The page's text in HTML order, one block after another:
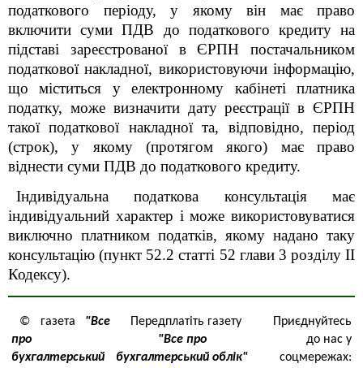
податкового періоду, у якому він має право
включити суми ПДВ до податкового кредиту на
підставі зареєстрованої в ЄРПН постачальником
податкової накладної, використовуючи інформацію,
що міститься у електронному кабінеті платника
податку, може визначити дату реєстрації в ЄРПН
такої податкової накладної та, відповідно, період
(строк), у якому (протягом якого) має право
віднести суми ПДВ до податкового кредиту.
Індивідуальна податкова консультація має
індивідуальний характер і може використовуватися
виключно платником податків, якому надано таку
консультацію (пункт 52.2 статті 52 глави 3 розділу ІІ
Кодексу).
© газета "Все
про
бухгалтерський
Передплатіть газету
"Все про
бухгалтерський облік"
Приєднуйтесь
до нас у
соцмережах: